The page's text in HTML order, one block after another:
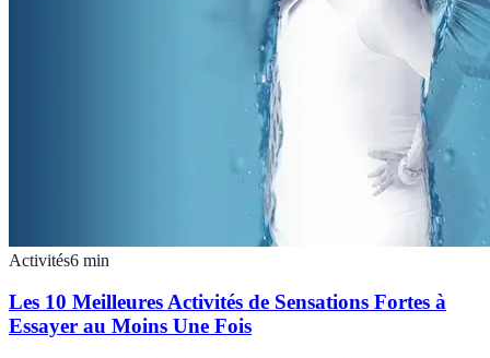
Activités6 min
Les 10 Meilleures Activités de Sensations Fortes à
Essayer au Moins Une Fois